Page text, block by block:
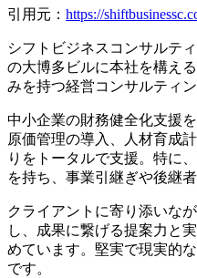
引用元： https://
シフトビジネスコンサルテ
の大博多ビルに本社を構え
みを持つ経営コンサルティン
中小企業の財務健全化支援
原価管理の導入、人材育成
りをトータルで支援。特に
を持ち、事業引継ぎや後継
クライアントに寄り添いな
し、成果に繋げる提案力と
めています。堅実で現実的
です。